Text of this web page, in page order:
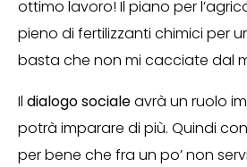
ottimo lavoro! Il piano per
pieno di fertilizzanti chimici per
basta che non mi cacciate dal
Il dialogo socialeavrà un ruolo
potrà imparare di più. Quindi
per bene che fra un po’ non